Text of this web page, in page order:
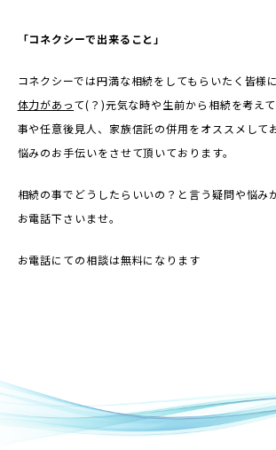
「コネクシーで出来ること」
コネクシーでは円満な相続をしてもらいたく皆様
体力があって(？)元気な時や生前から相続を考え
事や任意後見人、家族信託の併用をオススメして
悩みのお手伝いをさせて頂いております。
相続の事でどうしたらいいの？と言う疑問や悩み
お電話下さいませ。
お電話にての相談は無料になります